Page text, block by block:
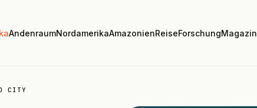
AndenraumNordamerikaAmazonienReiseForschungMagazin
CITY